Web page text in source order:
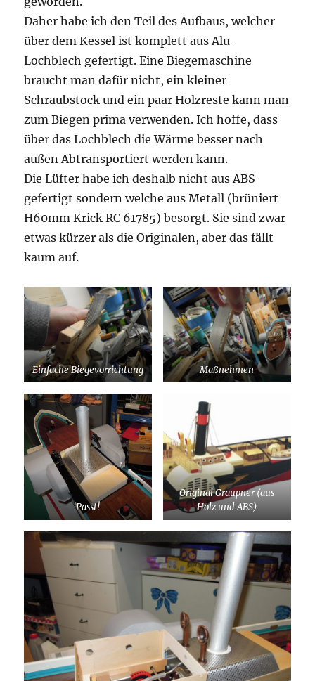
Daher habe ich den Teil des Aufbaus, welcher
über dem Kessel ist komplett aus Alu-
Lochblech gefertigt. Eine Biegemaschine
braucht man dafür nicht, ein kleiner
Schraubstock und ein paar Holzreste kann man
zum Biegen prima verwenden. Ich hoffe, dass
über das Lochblech die Wärme besser nach
außen Abtransportiert werden kann.
Die Lüfter habe ich deshalb nicht aus ABS
gefertigt sondern welche aus Metall (brüniert
H60mm Krick RC 61785) besorgt. Sie sind zwar
etwas kürzer als die Originalen, aber das fällt
kaum auf.
Einfache Biegevorrichtung Maßnehmen
Passt!
Original Graupner (aus
Holz und ABS)